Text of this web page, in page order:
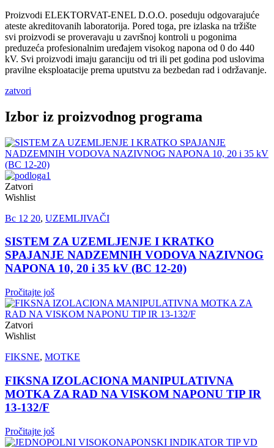
Proizvodi ELEKTORVAT-ENEL D.O.O. poseduju odgovarajuće
ateste akreditovanih laboratorija. Pored toga, pre izlaska na tržište
svi proizvodi se proveravaju u završnoj kontroli u pogonima
preduzeća profesionalnim uređajem visokog napona od 0 do 440
kV. Svi proizvodi imaju garanciju od tri ili pet godina pod uslovima
pravilne eksploatacije prema uputstvu za bezbedan rad i održavanje.
zatvori
Izbor iz proizvodnog programa
Zatvori
Wishlist
Bc 12 20, UZEMLJIVAČI
SISTEM ZA UZEMLJENJE I KRATKO
SPAJANJE NADZEMNIH VODOVA NAZIVNOG
NAPONA 10, 20 i 35 kV (BC 12-20)
Pročitajte još
Zatvori
Wishlist
FIKSNE, MOTKE
FIKSNA IZOLACIONA MANIPULATIVNA
MOTKA ZA RAD NA VISKOM NAPONU TIP IR
13-132/F
Pročitajte još